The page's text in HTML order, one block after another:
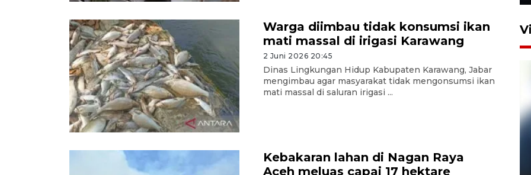
Warga diimbau tidak konsumsi ikan
mati massal di irigasi Karawang
2 Juni 2026 20:45
Dinas Lingkungan Hidup Kabupaten Karawang, Jabar
mengimbau agar masyarakat tidak mengonsumsi ikan
mati massal di saluran irigasi ...
Kebakaran lahan di Nagan Raya
Aceh meluas capai 17 hektare
Pelanggan Filaha Farm setia
sampai 8 tahan?